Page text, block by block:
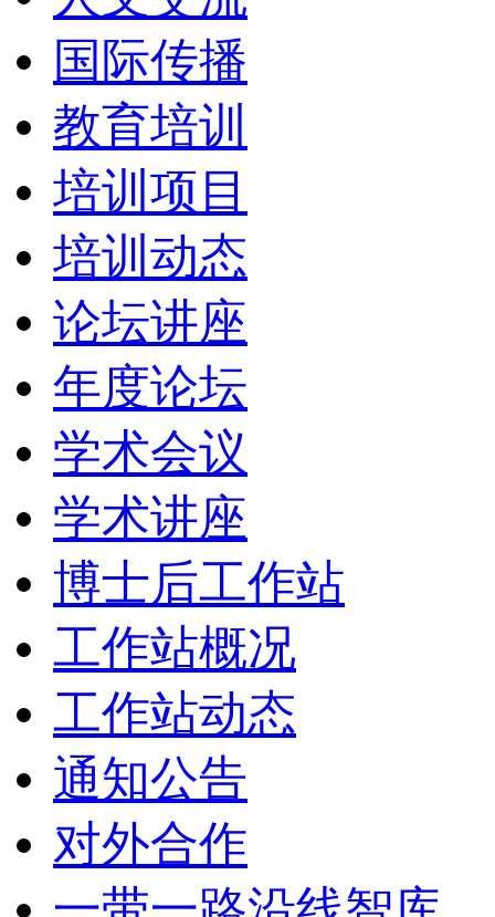
国际传播
教育培训
培训项目
培训动态
论坛讲座
年度论坛
学术会议
学术讲座
博士后工作站
工作站概况
工作站动态
通知公告
对外合作